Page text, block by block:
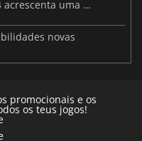
O primeiro DLC de Borderlands 4 acrescenta uma nova personagem e muito mais
novas
promocionais e os
os teus jogos!